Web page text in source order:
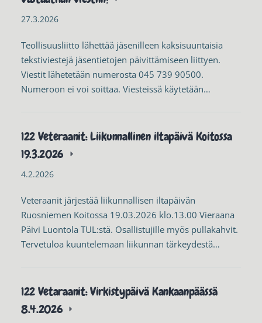
27.3.2026
Teollisuusliitto lähettää jäsenilleen kaksisuuntaisia
tekstiviestejä jäsentietojen päivittämiseen liittyen.
Viestit lähetetään numerosta 045 739 90500.
Numeroon ei voi soittaa. Viesteissä käytetään…
122 Veteraanit: Liikunnallinen iltapäivä Koitossa
19.3.2026
4.2.2026
Veteraanit järjestää liikunnallisen iltapäivän
Ruosniemen Koitossa 19.03.2026 klo.13.00 Vieraana
Päivi Luontola TUL:stä. Osallistujille myös pullakahvit.
Tervetuloa kuuntelemaan liikunnan tärkeydestä…
122 Vetaraanit: Virkistypäivä Kankaanpäässä
8.4.2026